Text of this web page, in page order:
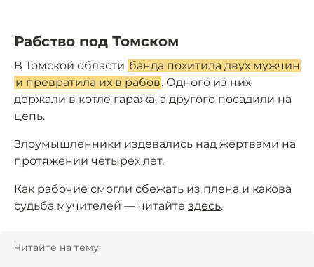
Рабство под Томском
В Томской области банда похитила двух мужчин
и превратила их в рабов. Одного из них
держали в котле гаража, а другого посадили на
цепь.
Злоумышленники издевались над жертвами на
протяжении четырёх лет.
Как рабочие смогли сбежать из плена и какова
судьба мучителей — читайте здесь.
Читайте на тему: